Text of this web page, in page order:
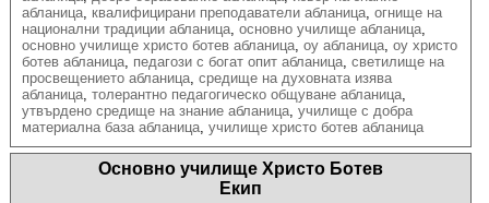
абланица, квалифицирани преподаватели абланица, огнище на
национални традиции абланица, основно училище абланица,
основно училище христо ботев абланица, оу абланица, оу христо
ботев абланица, педагози с богат опит абланица, светилище на
просвещението абланица, средище на духовната изява
абланица, толерантно педагогическо общуване абланица,
утвърдено средище на знание абланица, училище с добра
материална база абланица, училище христо ботев абланица
Основно училище Христо Ботев
Екип